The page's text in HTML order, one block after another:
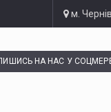
м.
НА НАС У